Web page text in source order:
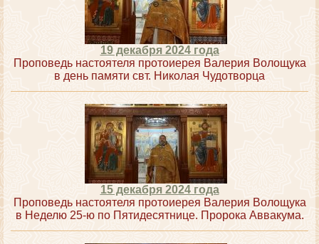
19 декабря 2024 года
Проповедь настоятеля протоиерея Валерия Волощука
в день памяти свт. Николая Чудотворца
15 декабря 2024 года
Проповедь настоятеля протоиерея Валерия Волощука
в Неделю 25-ю по Пятидесятнице. Пророка Аввакума.